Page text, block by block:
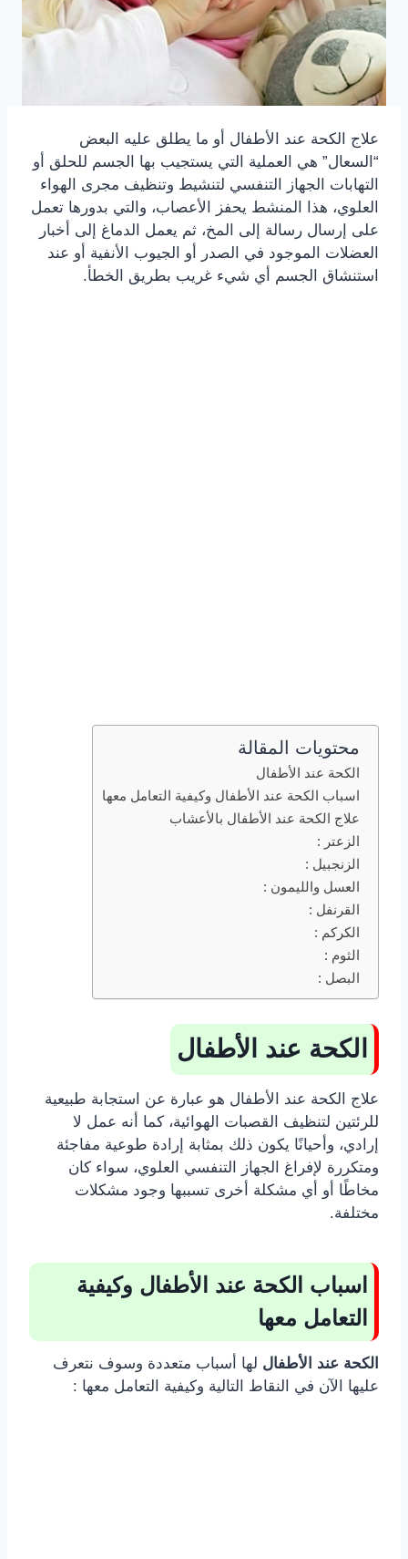
علاج الكحة عند الأطفال أو ما يطلق عليه البعض
“السعال” هي العملية التي يستجيب بها الجسم للحلق أو
التهابات الجهاز التنفسي لتنشيط وتنظيف مجرى الهواء
العلوي، هذا المنشط يحفز الأعصاب، والتي بدورها تعمل
على إرسال رسالة إلى المخ، ثم يعمل الدماغ إلى أخبار
العضلات الموجود في الصدر أو الجيوب الأنفية أو عند
استنشاق الجسم أي شيء غريب بطريق الخطأ.
محتويات المقالة
الكحة عند الأطفال
اسباب الكحة عند الأطفال وكيفية التعامل معها
علاج الكحة عند الأطفال بالأعشاب
الزعتر :
الزنجبيل :
العسل والليمون :
القرنفل :
الكركم :
الثوم :
البصل :
الكحة عند الأطفال
علاج الكحة عند الأطفال هو عبارة عن استجابة طبيعية
للرئتين لتنظيف القصبات الهوائية، كما أنه عمل لا
إرادي، وأحيانًا يكون ذلك بمثابة إرادة طوعية مفاجئة
ومتكررة لإفراغ الجهاز التنفسي العلوي، سواء كان
مخاطًا أو أي مشكلة أخرى تسببها وجود مشكلات
مختلفة.
اسباب الكحة عند الأطفال وكيفية
التعامل معها
الكحة عند الأطفال لها أسباب متعددة وسوف نتعرف
عليها الآن في النقاط التالية وكيفية التعامل معها :